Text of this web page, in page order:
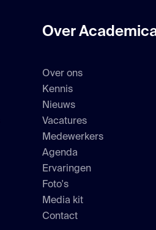
Over
Over ons
Kennis
Nieuws
Vacatures
Medewerkers
Agenda
Ervaringen
Foto's
Media kit
Contact